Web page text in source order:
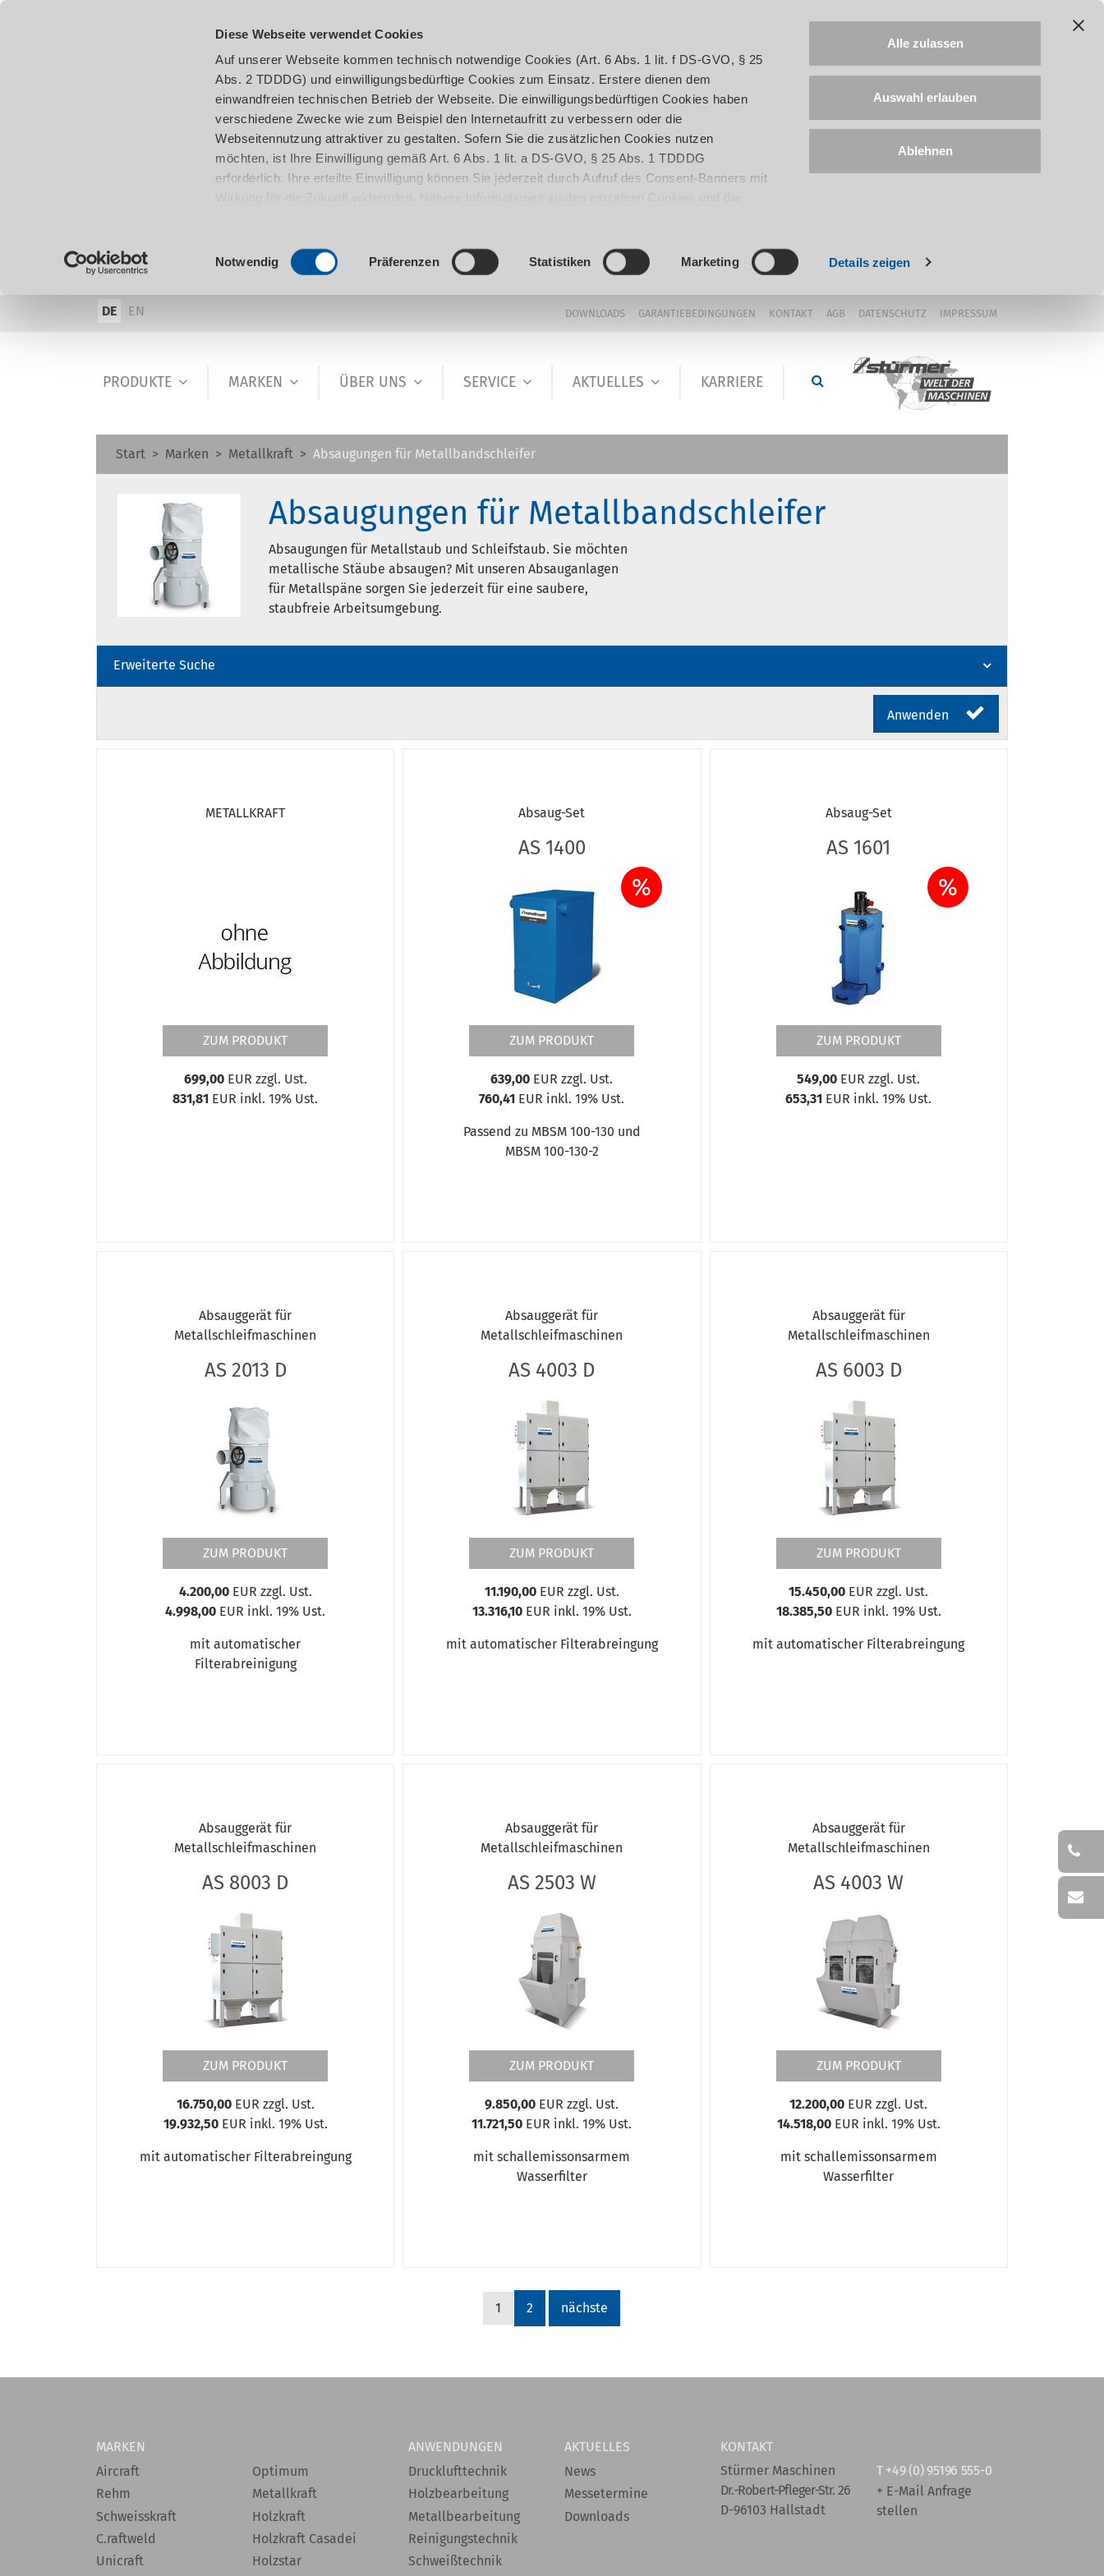
Diese Webseite verwendet Cookies
Auf unserer Webseite kommen technisch notwendige Cookies (Art. 6 Abs. 1 lit. f DS-GVO, § 25
Abs. 2 TDDDG) und einwilligungsbedürftige Cookies zum Einsatz. Erstere dienen dem
einwandfreien technischen Betrieb der Webseite. Die einwilligungsbedürftigen Cookies haben
verschiedene Zwecke wie zum Beispiel den Internetaufritt zu verbessern oder die
Webseitennutzung attraktiver zu gestalten. Sofern Sie die zusätzlichen Cookies nutzen
möchten, ist Ihre Einwilligung gemäß Art. 6 Abs. 1 lit. a DS-GVO, § 25 Abs. 1 TDDDG
erforderlich. Ihre erteilte Einwilligung können Sie jederzeit durch Aufruf des Consent-Banners mit
Einwilligungsauswahl
Notwendig Präferenzen Statistiken Marketing Details zeigen
Alle zulassen
Auswahl erlauben
Ablehnen
DE EN DOWNLOADS GARANTIEBEDINGUNGEN KONTAKT AGB DATENSCHUTZ IMPRESSUM
PRODUKTE MARKEN ÜBER UNS SERVICE AKTUELLES KARRIERE
Start Marken Metallkraft Absaugungen für Metallbandschleifer
Absaugungen für Metallbandschleifer
Absaugungen für Metallstaub und Schleifstaub. Sie möchten
metallische Stäube absaugen? Mit unseren Absauganlagen
für Metallspäne sorgen Sie jederzeit für eine saubere,
staubfreie Arbeitsumgebung.
Erweiterte Suche
Anwenden
METALLKRAFT
ZUM PRODUKT
699,00EUR zzgl. Ust.
831,81 EUR inkl. 19% Ust.
Absaug-Set
AS 1400
%
ZUM PRODUKT
639,00 EUR zzgl. Ust.
760,41 EUR inkl. 19% Ust.
Passend zu MBSM 100-130 und
MBSM 100-130-2
Absaug-Set
AS 1601
%
ZUM PRODUKT
549,00 EUR zzgl. Ust.
653,31 EUR inkl. 19% Ust.
Absauggerät für
Metallschleifmaschinen
AS 2013 D
ZUM PRODUKT
4.200,00EUR zzgl. Ust.
4.998,00 EUR inkl. 19% Ust.
mit automatischer
Filterabreinigung
Absauggerät für
Metallschleifmaschinen
AS 4003 D
ZUM PRODUKT
11.190,00EUR zzgl. Ust.
13.316,10EUR inkl. 19% Ust.
mit automatischer Filterabreingung
Absauggerät für
Metallschleifmaschinen
AS 6003 D
ZUM PRODUKT
15.450,00 EUR zzgl. Ust.
18.385,50EUR inkl. 19% Ust.
mit automatischer Filterabreingung
Absauggerät für
Metallschleifmaschinen
AS 8003 D
ZUM PRODUKT
16.750,00EUR zzgl. Ust.
19.932,50EUR inkl. 19% Ust.
mit automatischer Filterabreingung
Absauggerät für
Metallschleifmaschinen
AS 2503 W
ZUM PRODUKT
9.850,00 EUR zzgl. Ust.
11.721,50 EUR inkl. 19% Ust.
mit schallemissonsarmem
Wasserfilter
Absauggerät für
Metallschleifmaschinen
AS 4003 W
ZUM PRODUKT
12.200,00 EUR zzgl. Ust.
14.518,00EUR inkl. 19% Ust.
mit schallemissonsarmem
Wasserfilter
1 2 nächste
MARKEN
Aircraft
Rehm
Schweisskraft
C.raftweld
Unicraft
Optimum
Metallkraft
Holzkraft
Holzkraft Casadei
Holzstar
ANWENDUNGEN
Drucklufttechnik
Holzbearbeitung
Metallbearbeitung
Reinigungstechnik
Schweißtechnik
AKTUELLES
News
Messetermine
Downloads
KONTAKT
Stürmer Maschinen
Dr.-Robert-Pfleger-Str. 26
D-96103 Hallstadt
T +49 (0) 95196 555-0
+ E-Mail Anfrage
stellen